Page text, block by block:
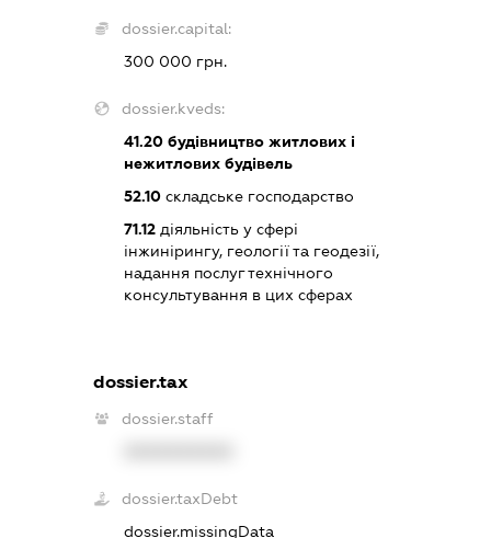
dossier.capital:
300 000 грн.
dossier.kveds:
41.20 будівництво житлових і
нежитлових будівель
52.10 складське господарство
71.12 діяльність у сфері
інжинірингу, геології та геодезії,
надання послуг технічного
консультування в цих сферах
dossier.tax
dossier.staff
dossier.taxDebt
dossier.missingData